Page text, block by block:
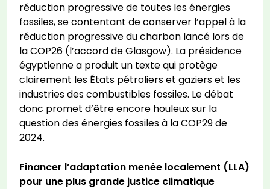
réduction progressive de toutes les énergies
fossiles, se contentant de conserver l’appel à la
réduction progressive du charbon lancé lors de
la COP26 (l’accord de Glasgow). La présidence
égyptienne a produit un texte qui protège
clairement les États pétroliers et gaziers et les
industries des combustibles fossiles. Le débat
donc promet d’être encore houleux sur la
question des énergies fossiles à la COP29 de
2024.
Financer l’adaptation menée localement (LLA)
pour une plus grande justice climatique